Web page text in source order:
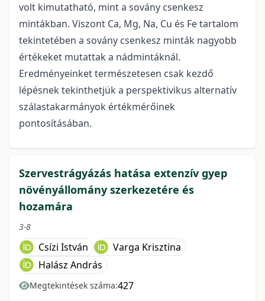
volt kimutatható, mint a sovány csenkesz
mintákban. Viszont Ca, Mg, Na, Cu és Fe tartalom
tekintetében a sovány csenkesz minták nagyobb
értékeket mutattak a nádmintáknál.
Eredményeinket természetesen csak kezdő
lépésnek tekinthetjük a perspektivikus alternatív
szálastakarmányok értékmérőinek
pontosításában.
Szervestrágyázás hatása extenzív gyep
növényállomány szerkezetére és
hozamára
3-8
Csízi István
Varga Krisztina
Halász András
Megtekintések száma:427